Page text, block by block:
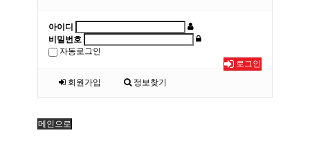
아이디
비밀번호
자동로그인
로그인
회원가입
정보찾기
메인으로